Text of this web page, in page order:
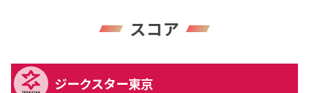
スコア
ジークスター東京